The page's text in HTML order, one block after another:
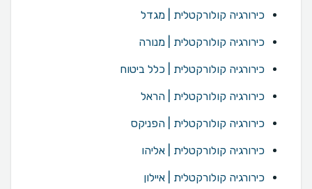
כירורגיה קולורקטלית | מגדל
כירורגיה קולורקטלית | מנורה
כירורגיה קולורקטלית | כלל ביטוח
כירורגיה קולורקטלית | הראל
כירורגיה קולורקטלית | הפניקס
כירורגיה קולורקטלית | אליהו
כירורגיה קולורקטלית | איילון